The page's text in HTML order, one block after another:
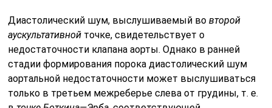
Диастолический шум, выслушиваемый вовторой
аускультативной точке, свидетельствует о
недостаточности клапана аорты. Однако в ранней
стадии формирования порока диастолический шум
аорталь­ной недостаточности может выслушиваться
только в третьем межреберье слева от грудины, т. е.